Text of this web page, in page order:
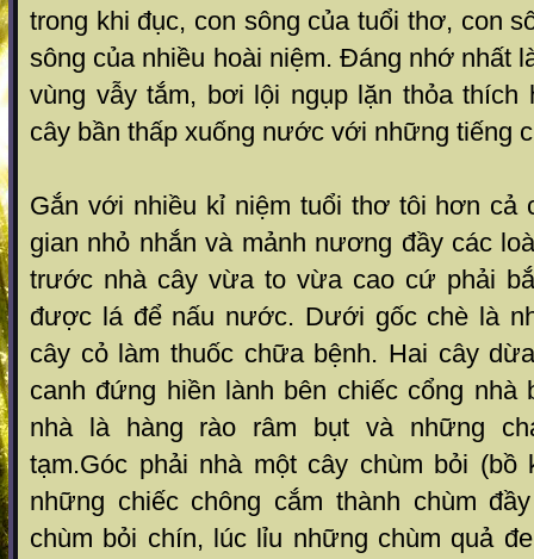
trong khi đục, con sông của tuổi thơ, con
sông của nhiều hoài niệm. Đáng nhớ nhất
vùng vẫy tắm, bơi lội ngụp lặn thỏa thích
cây bần thấp xuống nước với những tiếng
Gắn với nhiều kỉ niệm tuổi thơ tôi hơn cả
gian nhỏ nhắn và mảnh nương đầy các
trước nhà cây vừa to vừa cao cứ phải
được lá để nấu nước. Dưới gốc chè là
cây cỏ làm thuốc chữa bệnh. Hai cây
canh đứng hiền lành bên chiếc cổng nhà
nhà là hàng rào râm bụt và những
tạm.Góc phải nhà một cây chùm bỏi (bồ
những chiếc chông cắm thành chùm
chùm bỏi chín, lúc lỉu những chùm quả